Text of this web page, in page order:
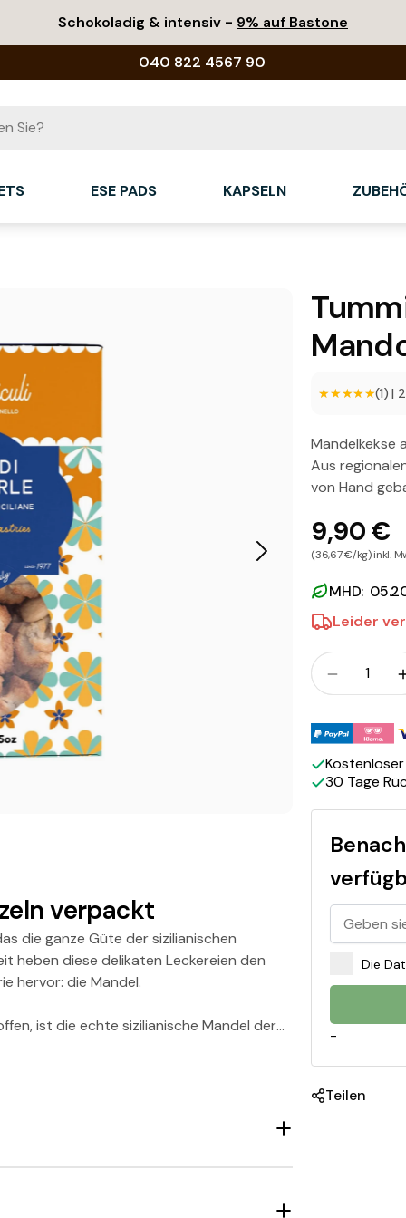
Schokoladig & intensiv - 9% auf Bastone
040 822 4567 90
ESE PADS KAPSELN
verpackt
die ganze Güte der sizilianischen
heben diese delikaten Leckereien den
hervor: die Mandel.
ist die echte sizilianische Mandel der
★★★★★
★★★★★(1) |
Mandelkekse
Aus
von Hand
9,90 €
(36,67 €/kg) inkl.
MHD:
Leider
Menge
Menge
30 Tage
Die
-
Teilen
Sichern Sie
5%
Verraten Sie
wofür Sie sich
Ganze Bohne